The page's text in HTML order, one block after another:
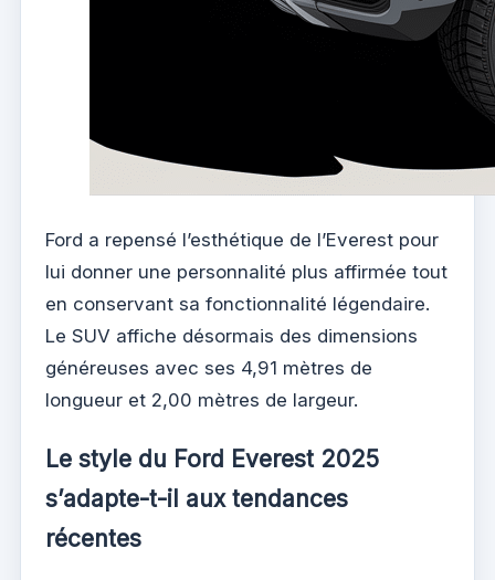
Ford a repensé l’esthétique de l’Everest pour
lui donner une personnalité plus affirmée tout
en conservant sa fonctionnalité légendaire.
Le SUV affiche désormais des dimensions
généreuses avec ses 4,91 mètres de
longueur et 2,00 mètres de largeur.
Le style du Ford Everest 2025
s’adapte-t-il aux tendances
récentes